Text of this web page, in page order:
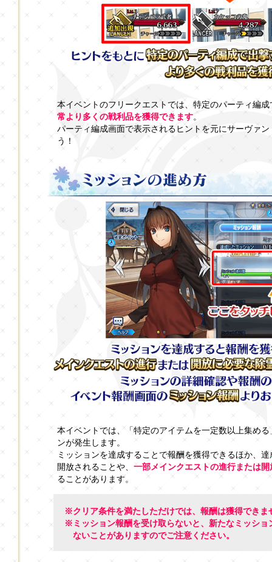
本イベントのフリークエストでは、特定のパーティ編
常より多くの戦利品を獲得できます。
パーティ編成画面で表示されるヒントを元にサーヴァ
う！
本イベントでは、「特定のアイテムを一定数以上集め
ンが発生します。
ミッションを達成することで報酬を獲得できるほか、
開放されることや、 一部メインクエストの進行または
ることがあります。
※クリア条件を満たしただけでは、報酬は獲得できま
※ミッション報酬を受け取らないと、新たなミッショ
ないことがありますのでご注意ください。